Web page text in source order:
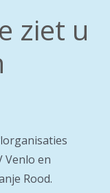
ziet u
Venlo en
Rood.